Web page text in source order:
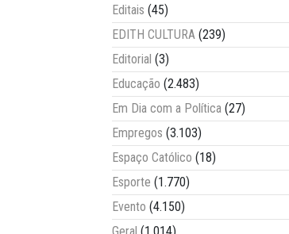
Editais (45)
EDITH CULTURA (239)
Editorial (3)
Educação (2.483)
Em Dia com a Política (27)
Empregos (3.103)
Espaço Católico (18)
Esporte (1.770)
Evento (4.150)